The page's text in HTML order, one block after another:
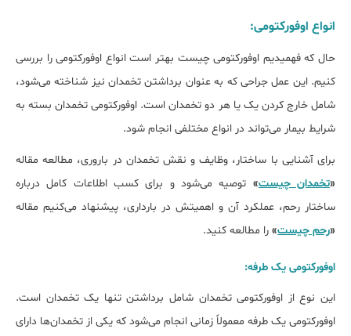
انواع اوفورکتومی:
حال که فهمیدیم اوفورکتومی چیست بهتر است انواع اوفورکتومی را بررسی
کنیم. این عمل جراحی که به عنوان برداشتن تخمدان نیز شناخته می‌شود،
شامل خارج کردن یک یا هر دو تخمدان است. اوفورکتومی تخمدان بسته به
شرایط بیمار می‌تواند در انواع مختلفی انجام شود.
برای آشنایی با ساختار، وظایف و نقش تخمدان در باروری، مطالعه مقاله
«تخمدان چیست» توصیه می‌شود و برای کسب اطلاعات کامل درباره
ساختار رحم، عملکرد آن و اهمیتش در بارداری، پیشنهاد می‌کنیم مقاله
«رحم چیست» را مطالعه کنید.
اوفورکتومی یک طرفه:
این نوع از اوفورکتومی تخمدان شامل برداشتن تنها یک تخمدان است.
اوفورکتومی یک طرفه معمولاً زمانی انجام می‌شود که یکی از تخمدان‌ها دارای